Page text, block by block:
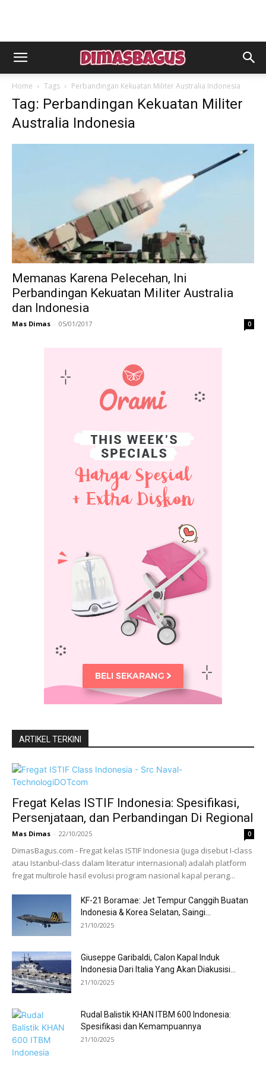
Home Tags Perbandingan Kekuatan Militer Australia Indonesia
Tag: Perbandingan Kekuatan Militer
Australia Indonesia
Memanas Karena Pelecehan, Ini
Perbandingan Kekuatan Militer Australia
dan Indonesia
Mas Dimas - 05/01/2017 0
ARTIKEL TERKINI
Fregat Kelas ISTIF Indonesia: Spesifikasi,
Persenjataan, dan Perbandingan Di Regional
Mas Dimas - 22/10/2025 0
DimasBagus.com - Fregat kelas ISTIF Indonesia (juga disebut I-class
atau Istanbul-class dalam literatur internasional) adalah platform
fregat multirole hasil evolusi program nasional kapal perang...
KF-21 Boramae: Jet Tempur Canggih Buatan
Indonesia & Korea Selatan, Saingi...
21/10/2025
Giuseppe Garibaldi, Calon Kapal Induk
Indonesia Dari Italia Yang Akan Diakusisi...
21/10/2025
Rudal Balistik KHAN ITBM 600 Indonesia:
Spesifikasi dan Kemampuannya
21/10/2025